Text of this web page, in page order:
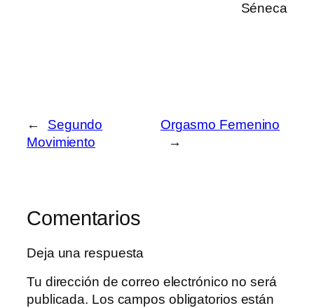
Séneca
←
Segundo
Movimiento
Orgasmo Femenino
→
Comentarios
Deja una respuesta
Tu dirección de correo electrónico no será
publicada. Los campos obligatorios están